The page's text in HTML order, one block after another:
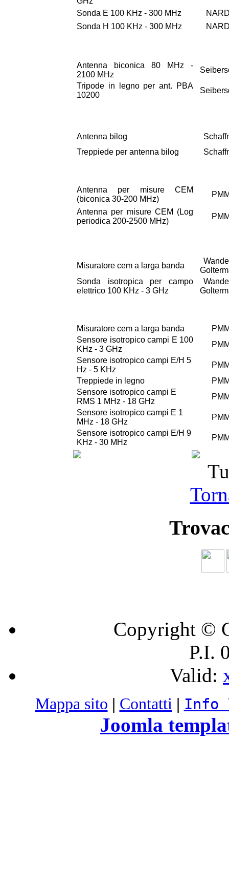
Sonda E 100 KHz - 300 MHz
Sonda H 100 KHz - 300 MHz
Antenna biconica 80 MHz -
2100 MHz
Tripode in legno per ant. PBA
10200
Antenna bilog
Treppiede per antenna bilog
Antenna per misure CEM
(biconica 30-200 MHz)
Antenna per misure CEM (Log
periodica 200-2500 MHz)
Misuratore cem a larga banda
Sonda isotropica per campo
elettrico 100 KHz - 3 GHz
Misuratore cem a larga banda
Sensore isotropico campi E 100
KHz - 3 GHz
Sensore isotropico campi E/H 5
Hz - 5 KHz
Treppiede in legno
Sensore isotropico campi E
RMS 1 MHz - 18 GHz
Sensore isotropico campi E 1
MHz - 18 GHz
Sensore isotropico campi E/H 9
KHz - 30 MHz
Copyright ©
P.I.
Valid:
Mappa sito | Contatti | Info
Joomla